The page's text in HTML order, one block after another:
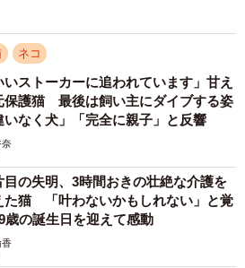
が、私は今回、茶トラ猫を頼ってA
いたキジトラ猫の気持ちを思う
みました。そして私は、診察の最
口を酸っぱくして申し上げまし
をまず、去勢手術に連れてきてく
産を見守ることに
ので健康診断をお願いしますとい
セスランキング
まにしといてください」道路で動けな
に返された一言… 懸命に生きようと
「命の重さはみんな同じ」保護団
え
ないかと」実力派歌手、熊本へ支援
トラックの車体デザインにためら
ほど伝わる」「行動され立派」
トピック